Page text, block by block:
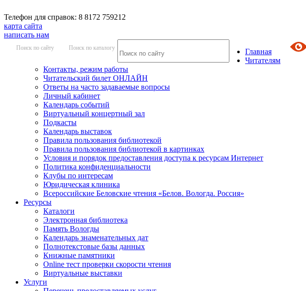
Телефон для справок: 8 8172 759212
карта сайта
написать нам
Поиск по сайту Поиск по каталогу
Главная
Читателям
Контакты, режим работы
Читательский билет ОНЛАЙН
Ответы на часто задаваемые вопросы
Личный кабинет
Календарь событий
Виртуальный концертный зал
Подкасты
Календарь выставок
Правила пользования библиотекой
Правила пользования библиотекой в картинках
Условия и порядок предоставления доступа к ресурсам Интернет
Политика конфиденциальности
Клубы по интересам
Юридическая клиника
Всероссийские Беловские чтения «Белов. Вологда. Россия»
Ресурсы
Каталоги
Электронная библиотека
Память Вологды
Календарь знаменательных дат
Полнотекстовые базы данных
Книжные памятники
Online тест проверки скорости чтения
Виртуальные выставки
Услуги